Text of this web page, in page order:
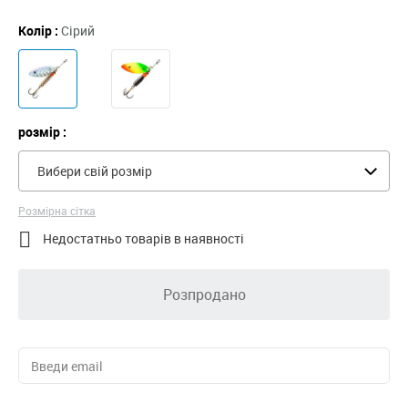
Колір : Сірий
розмір :
Вибери свій розмір
Розмірна сітка
 Недостатньо товарів в наявності
Розпродано